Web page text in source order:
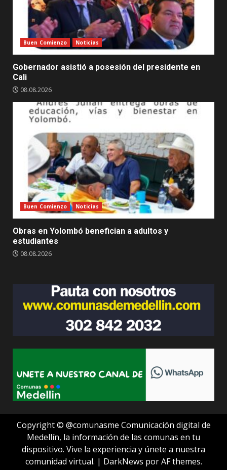
Buen Comienzo Noticias
Gobernador asistió a posesión del presidente en
Cali
08.08.2026
Buen Comienzo Noticias
Obras en Yolombó benefician a adultos y
estudiantes
08.08.2026
Copyright © @comunasme Comunicación digital de
Medellín, la información de las comunas en tu
dispositivo. Vive la experiencia y únete a nuestra
comunidad virtual. | DarkNews por AF themes.